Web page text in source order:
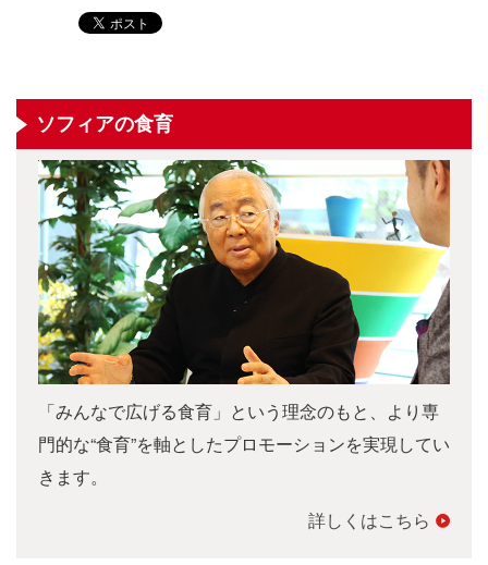
ソフィアの食育
「みんなで広げる食育」という理念のもと、より専
門的な“食育”を軸としたプロモーションを実現してい
きます。
詳しくはこちら